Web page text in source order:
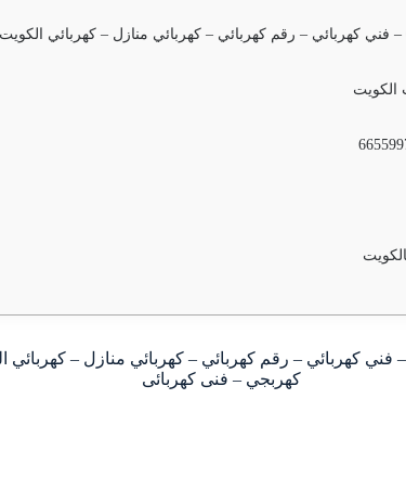
الكويت
– كهربائي منازل – 66559972 – فني كهربائي – رقم كهربائي – كهربائي
كهربجي – فنى كهربائى